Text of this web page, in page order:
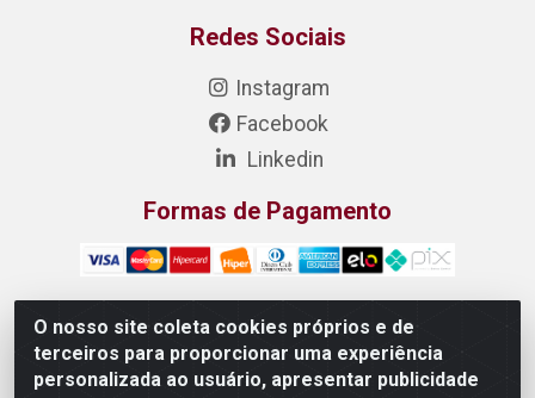
O nosso site coleta cookies próprios e de
terceiros para proporcionar uma experiência
personalizada ao usuário, apresentar publicidade
Redes Sociais
Instagram
Facebook
Linkedin
Formas de Pagamento
DONIZETE DISTRIBUIDORA DE ALIMENTOS S/A - Rua
Raimundo Matias, 377 - Pedras, Itaitinga/CE - CEP 61.887-